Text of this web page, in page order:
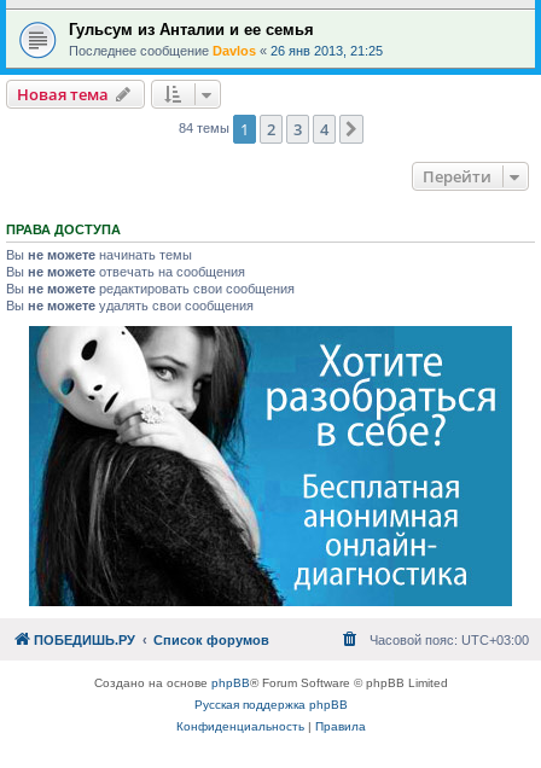
Гульсум из Анталии и ее семья
Последнее сообщение Davlos « 26 янв 2013, 21:25
Новая тема
84 темы 1 2 3 4
Перейти
ПРАВА ДОСТУПА
Вы не можете начинать темы
Вы не можете отвечать на сообщения
Вы не можете редактировать свои сообщения
Вы не можете удалять свои сообщения
ПОБЕДИШЬ.РУ Список форумов Часовой пояс: UTC+03:00
Создано на основе phpBB® Forum Software © phpBB Limited
Русская поддержка phpBB
Конфиденциальность| Правила